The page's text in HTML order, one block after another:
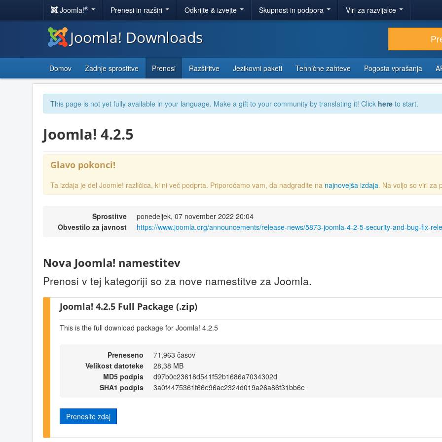
Joomla!® Prenesi in razširi Odkrijte & izvejte Skupnost in podpora Viri za razvijalce
Joomla! Downloads
Domov Zadnje sprostitve Prenosi Razširitve Jezikovni paketi Tehnične zahteve Pogosta vprašanja
This page is not yet fully available in your language. Make a gift to your community by translating it! Click here to start.
Joomla! 4.2.5
Glavo pokonci!
Ta izdaja je del Joomle! različica, ki ni več podprta. Priporočamo vam, da nadgradite na najnovejša izdaja. Na voljo so viri za
Sprostitve
ponedeljek, 07 november 2022 20:04
Obvestilo za javnost
https://www.joomla.org/announcements/release-news/5873-joomla-4-2-5-security-and-bug-fix-
Nova Joomla! namestitev
Prenosi v tej kategoriji so za nove namestitve za Joomla.
Joomla! 4.2.5 Full Package (.zip)
This is the full download package for Joomla! 4.2.5
Preneseno
71,963 časov
Velikost datoteke
28,38 MB
MD5 podpis
d97b0c23618d541f52b1686a7034302d
SHA1 podpis
3a0f4475361f66e96ac2324d019a26a86f31bb6e
Prenesite zdaj